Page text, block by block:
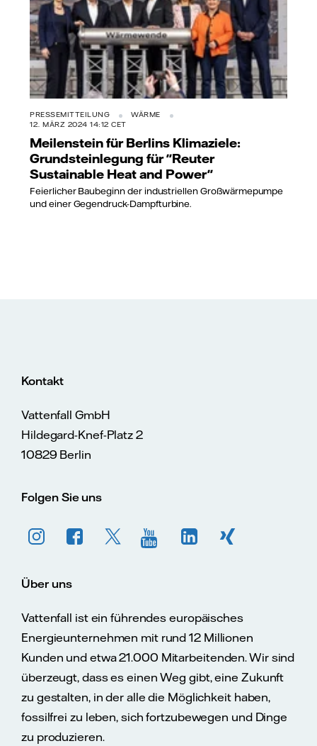
PRESSEMITTEILUNG
WÄRME
12. MÄRZ 2024 14:12 CET
Meilenstein für Berlins Klimaziele:
Grundsteinlegung für "Reuter
Sustainable Heat and Power"
Feierlicher Baubeginn der industriellen Großwärmepumpe
und einer Gegendruck-Dampfturbine.
Kontakt
Vattenfall GmbH
Hildegard-Knef-Platz 2
10829 Berlin
Folgen Sie uns
Über uns
Vattenfall ist ein führendes europäisches
Energieunternehmen mit rund 12 Millionen
Kunden und etwa 21.000 Mitarbeitenden. Wir sind
überzeugt, dass es einen Weg gibt, eine Zukunft
zu gestalten, in der alle die Möglichkeit haben,
fossilfrei zu leben, sich fortzubewegen und Dinge
zu produzieren.